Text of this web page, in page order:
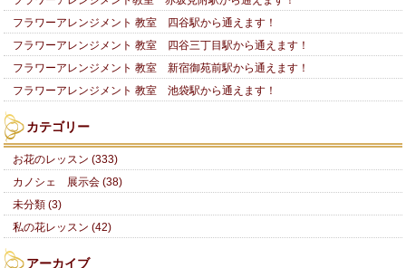
フラワーアレンジメント 教室 四谷駅から通えます！
フラワーアレンジメント 教室 四谷三丁目駅から通えます！
フラワーアレンジメント 教室 新宿御苑前駅から通えます！
フラワーアレンジメント 教室 池袋駅から通えます！
カテゴリー
お花のレッスン (333)
カノシェ 展示会 (38)
未分類 (3)
私の花レッスン (42)
アーカイブ